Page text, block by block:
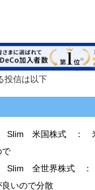
投信は以下
Slim 米国株式 ：
で
Slim 全世界株式 ：
良いので分散